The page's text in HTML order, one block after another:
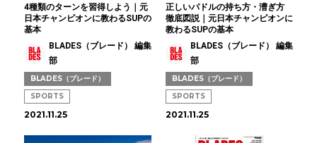
4種類のターンを習得しよう｜元
日本チャンピオンに教わるSUPの
基本
BLADES（ブレード） 編集
部
BLADES（ブレード）
SPORTS
2021.11.25
正しいパドルの持ち方・漕ぎ方
徹底図説｜元日本チャンピオンに
教わるSUPの基本
BLADES（ブレード） 編集
部
BLADES（ブレード）
SPORTS
2021.11.25